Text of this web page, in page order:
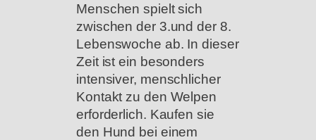
Menschen spielt sich
zwischen der 3.und der 8.
Lebenswoche ab. In dieser
Zeit ist ein besonders
intensiver, menschlicher
Kontakt zu den Welpen
erforderlich. Kaufen sie
den Hund bei einem